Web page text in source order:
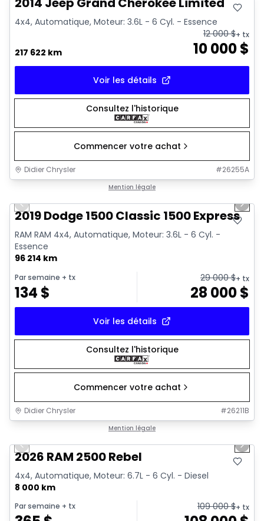
4x4, Automatique, Moteur: 3.6L - 6 Cyl. - Essence
217 622 km 10 000$
12 000$+ tx
Voir les détails
Consultez l'historique
Commencer votre achat
Didier Chrysler #26255A
Mention légale
Previous slide Next
2019 Dodge 1500 Classic 1500 Express
RAM RAM 4x4, Automatique, Moteur: 3.6L - 6 Cyl. -
Essence
96 214 km
Par semaine + tx
134 $
29 000$+ tx
28 000$
Voir les détails
Consultez l'historique
Commencer votre achat
Didier Chrysler #26211B
Mention légale
Previous slide Next
2026 RAM 2500 Rebel
4x4, Automatique, Moteur: 6.7L - 6 Cyl. - Diesel
8 000 km
Par semaine + tx 109 000$+ tx